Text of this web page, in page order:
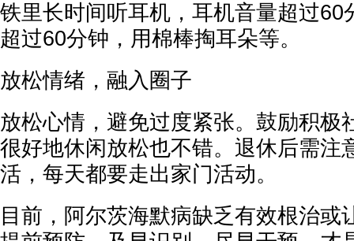
铁里长时间听耳机，耳机音量超过60
超过60分钟，用棉棒掏耳朵等。
放松情绪，融入圈子
放松心情，避免过度紧张。鼓励积极
很好地休闲放松也不错。退休后需注
活，每天都要走出家门活动。
目前，阿尔茨海默病缺乏有效根治或